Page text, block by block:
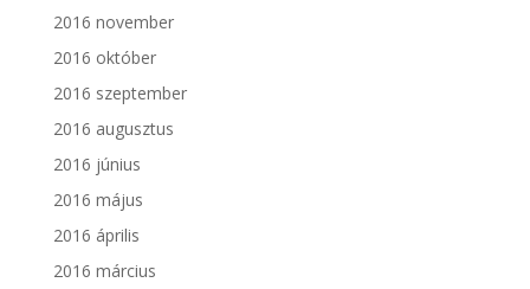
2016 november
2016 október
2016 szeptember
2016 augusztus
2016 június
2016 május
2016 április
2016 március